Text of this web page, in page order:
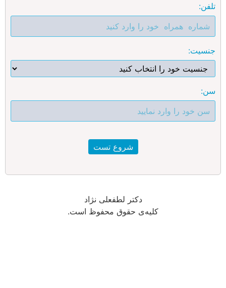
تلفن:
جنسیت:
سن:
شروع تست
دکتر لطفعلی نژاد
کلیه‌ی حقوق محفوظ است.